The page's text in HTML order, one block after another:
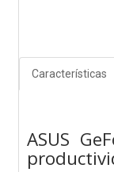
Características
ASUS